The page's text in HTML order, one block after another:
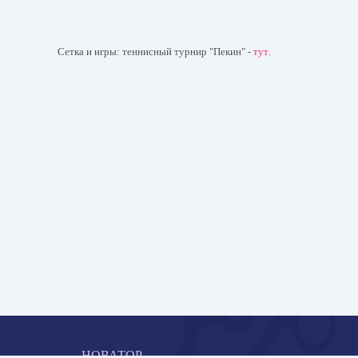
Сетка и игры: теннисный турнир "Пекин" - тут.
НОВАТОР